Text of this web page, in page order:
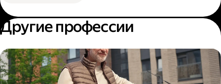
Другие профессии